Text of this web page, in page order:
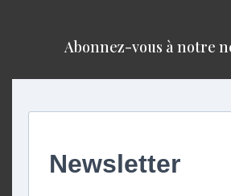
Abonnez-vous à notre